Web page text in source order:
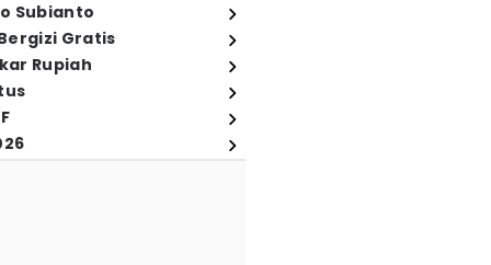
Subianto
Gratis
Rupiah